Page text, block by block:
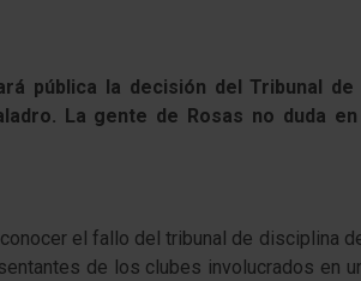
pública la decisión del Tribunal
La gente de Rosas no duda
el fallo del tribunal de disciplina
de los clubes involucrados en